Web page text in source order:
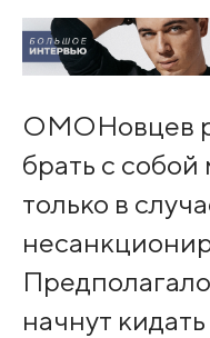
ОМОНовцев
брать с
только в
начнут